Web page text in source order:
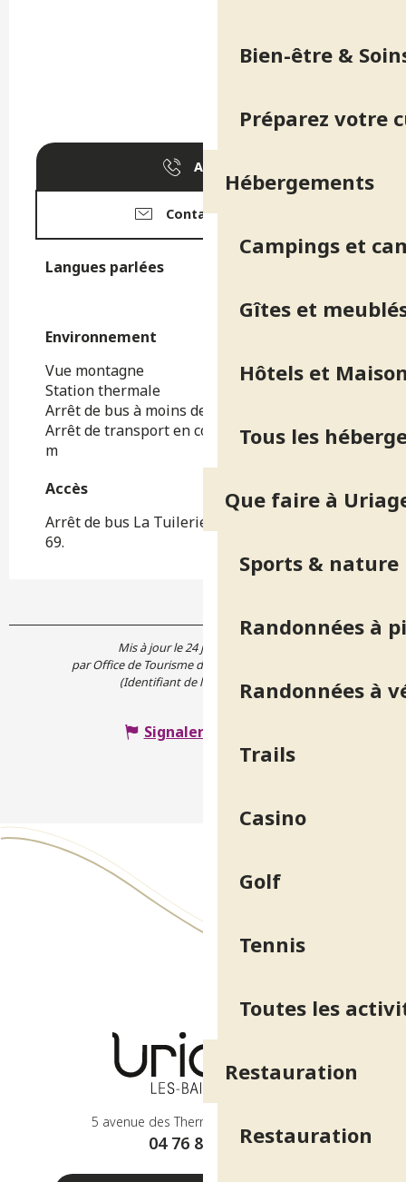
Bien-être &
Préparez votre
Hébergements
Campings et
Gîtes et
Hôtels et
Tous les
Que faire à
Sports & nature
Randonnées à
Randonnées à
Trails
Casino
Golf
Tennis
Toutes les
Restauration
Restauration
Appeler
Contactez-nous
Langues parlées
Langues parlées
Environnement
Environnement
Vue montagne
Station thermale
Arrêt de bus à moins de 500 m
Arrêt de transport en commun à moins de 500
m
Accès
Accès
Arrêt de bus La Tuilerie, lignes M réso 23 et
69.
Mis à jour le 24 juin 2026 à 11:06
par Office de Tourisme de Belledonne Chartreuse
(Identifiant de l'offre :
7813430
Signaler une erreur
5 avenue des Thermes - 38410 Uriage
04 76 89 10 27